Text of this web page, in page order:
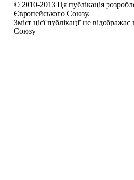
© 2010-2013 Ця публікація
Європейського Союзу.
Зміст цієї публікації не
Союзу